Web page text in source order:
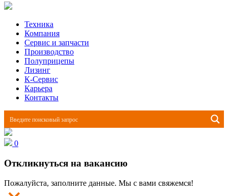
Техника
Компания
Сервис и запчасти
Производство
Полуприцепы
Лизинг
К-Сервис
Карьера
Контакты
0
Откликнуться на вакансию
Пожалуйста, заполните данные. Мы с вами свяжемся!